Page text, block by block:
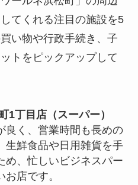
てくれる注目の施設を5
い物や行政手続き、子
トをピックアップして
1丁目店（スーパー）
良く、営業時間も長めの
生鮮食品や日用雑貨を手
め、忙しいビジネスパー
店です。